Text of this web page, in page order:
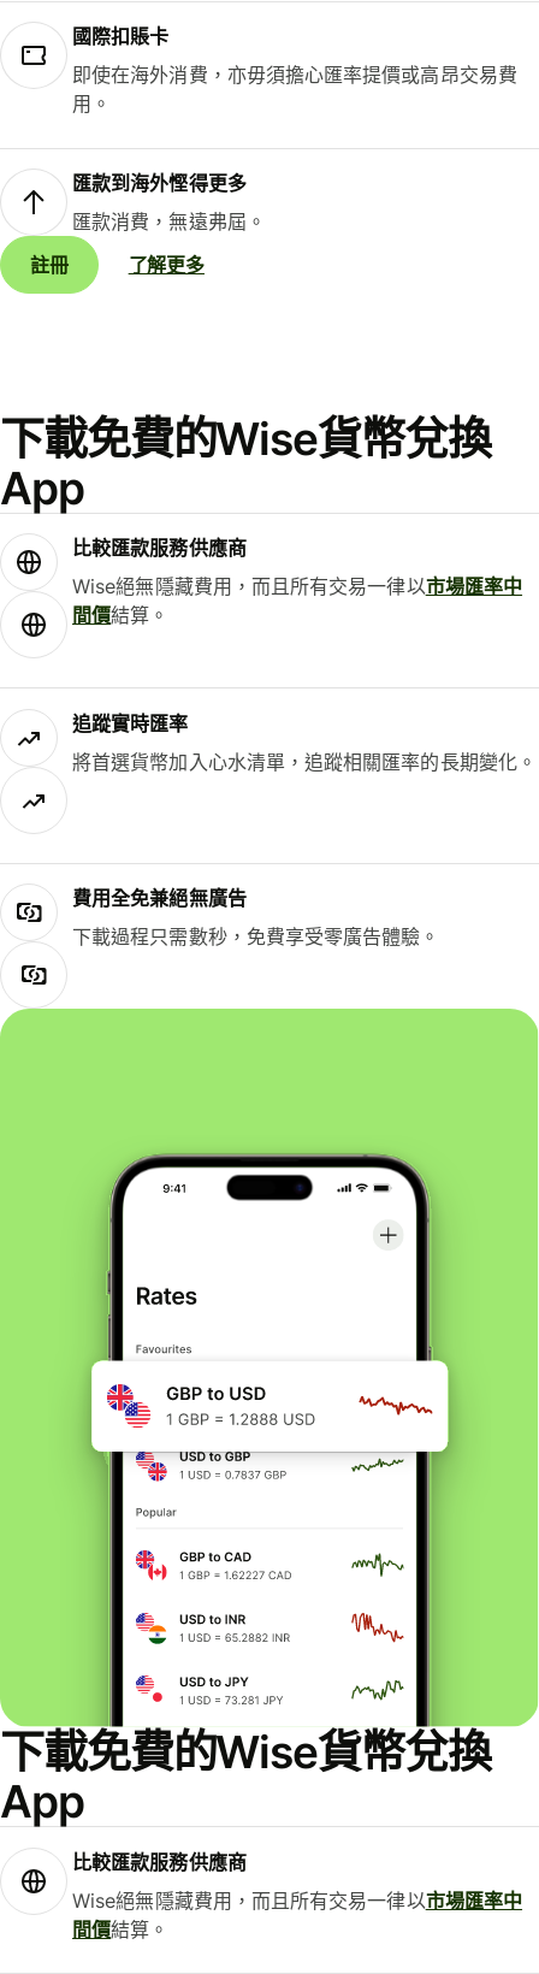
國際扣賬卡
即使在海外消費，亦毋須擔心匯率提價或高昂交易費
用。
匯款到海外慳得更多
匯款消費，無遠弗屆。
註冊
了解更多
下載免費的Wise貨幣兌換
App
比較匯款服務供應商
Wise絕無隱藏費用，而且所有交易一律以市場匯率中
間價結算。
追蹤實時匯率
將首選貨幣加入心水清單，追蹤相關匯率的長期變化。
費用全免兼絕無廣告
下載過程只需數秒，免費享受零廣告體驗。
下載免費的Wise貨幣兌換
App
比較匯款服務供應商
Wise絕無隱藏費用，而且所有交易一律以市場匯率中
間價結算。